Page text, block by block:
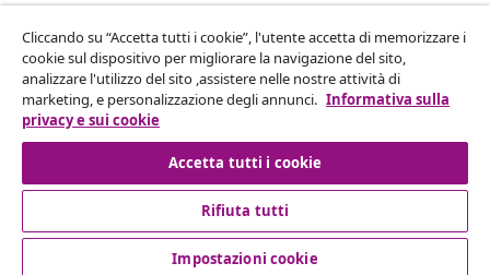
Scopri di più
© 2008-2026 vidaXL www.vidaxl.it è un negozio online di
vidaXL Marketplace International B.V.
Cliccando su “Accetta tutti i cookie”, l'utente accetta di memorizzare i
cookie sul dispositivo per migliorare la navigazione del sito,
analizzare l'utilizzo del sito ,assistere nelle nostre attività di
marketing, e personalizzazione degli annunci. Informativa sulla
privacy e sui cookie
Accetta tutti i cookie
Rifiuta tutti
Impostazioni cookie